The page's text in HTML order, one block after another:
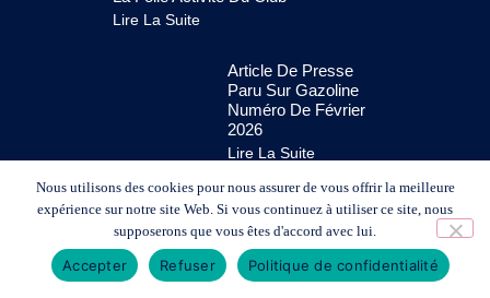
Lire La Suite
Article De Presse
Paru Sur Gazoline
Numéro De Février
2026
Lire La Suite
Nous utilisons des cookies pour nous assurer de vous offrir la meilleure
expérience sur notre site Web. Si vous continuez à utiliser ce site, nous
supposerons que vous êtes d'accord avec lui.
Accepter Refuser Politique de confidentialité